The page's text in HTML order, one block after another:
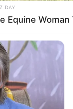
DAY
Equine